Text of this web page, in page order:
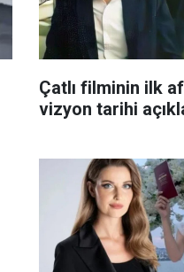
Çatlı filminin ilk
vizyon tarihi